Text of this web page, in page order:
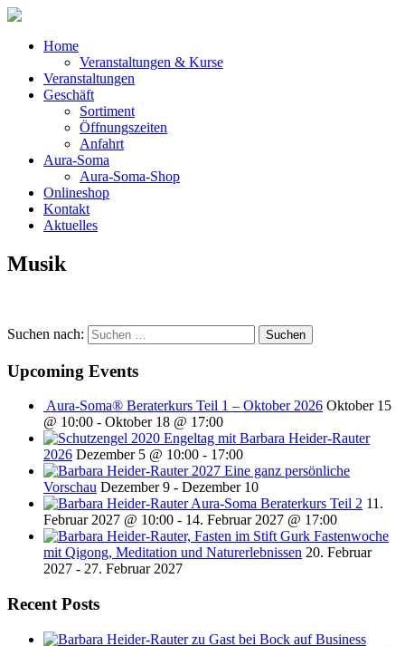
Home
Veranstaltungen & Kurse
Veranstaltungen
Geschäft
Sortiment
Öffnungszeiten
Anfahrt
Aura-Soma
Aura-Soma-Shop
Onlineshop
Kontakt
Aktuelles
Musik
Suchen nach:
Upcoming Events
Aura-Soma® Beraterkurs Teil 1 – Oktober 2026 Oktober 15
@ 10:00 - Oktober 18 @ 17:00
Engeltag mit Barbara Heider-Rauter
2026 Dezember 5 @ 10:00 - 17:00
2027 Eine ganz persönliche
Vorschau Dezember 9 - Dezember 10
Aura-Soma Beraterkurs Teil 2 11.
Februar 2027 @ 10:00 - 14. Februar 2027 @ 17:00
Fastenwoche
mit Qigong, Meditation und Naturerlebnissen 20. Februar
2027 - 27. Februar 2027
Recent Posts